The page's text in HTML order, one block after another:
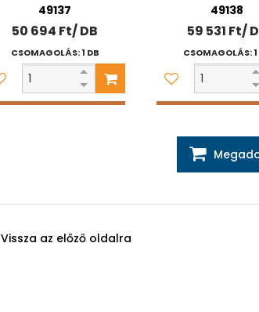
49137
50 694 Ft/ DB
CSOMAGOLÁS: 1 DB
49138
59 531 Ft/
CSOMAGOLÁS: 1
Vissza az előző oldalra